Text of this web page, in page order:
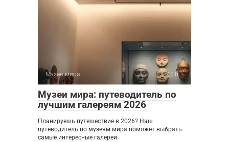
Музеи мира 0
Музеи мира: путеводитель по
лучшим галереям 2026
Планируешь путешествие в 2026? Наш
путеводитель по музеям мира поможет выбрать
самые интересные галереи